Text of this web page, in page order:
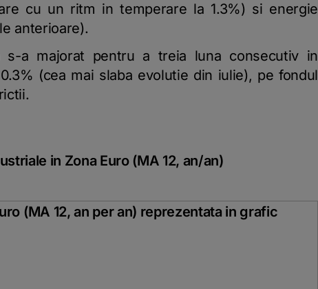
cu un ritm in temperare la 1.3%) si energie
anterioare).
s-a majorat pentru a treia luna consecutiv in
(cea mai slaba evolutie din iulie), pe fondul
in Zona Euro (MA 12, an/an)